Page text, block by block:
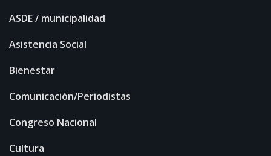
ASDE / municipalidad
Asistencia Social
Bienestar
Comunicación/Periodistas
Congreso Nacional
Cultura